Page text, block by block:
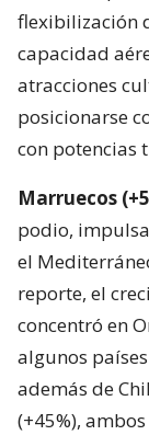
flexibilización
capacidad
atracciones
posicionarse
con potencias
Marruecos
podio,
el
reporte, el
concentró en
algunos
además de
(+45%),